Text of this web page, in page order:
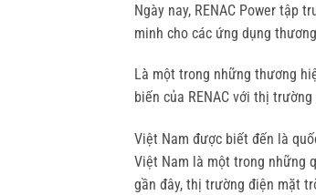
Ngày nay, RENAC Power tập
minh cho các ứng dụng
Là một trong những thương
biến của RENAC với thị
Việt Nam được biết đến là
Việt Nam là một trong những
gần đây, thị trường điện mặt